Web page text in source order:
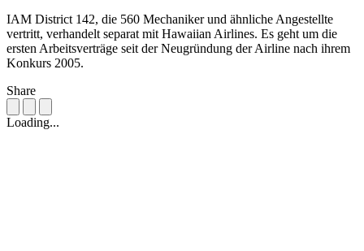
IAM District 142, die 560 Mechaniker und ähnliche Angestellte
vertritt, verhandelt separat mit Hawaiian Airlines. Es geht um die
ersten Arbeitsverträge seit der Neugründung der Airline nach ihrem
Konkurs 2005.
Share
Loading...